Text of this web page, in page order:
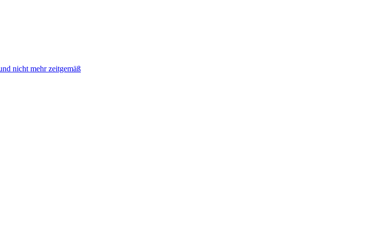
nicht mehr zeitgemäß